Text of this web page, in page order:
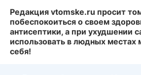
Редакция vtomske.ru просит
побеспокоиться о своем
антисептики, а при ухудшении
использовать в людных местах
себя!